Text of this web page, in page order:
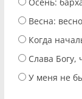
Весна:
Когда
Слава Богу,
У меня не